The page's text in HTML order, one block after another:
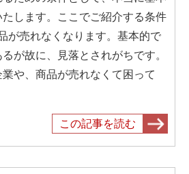
します。ここでご紹介する条件
が売れなくなります。基本的で
が故に、見落とされがちです。
や、商品が売れなくて困って
この記事を読む